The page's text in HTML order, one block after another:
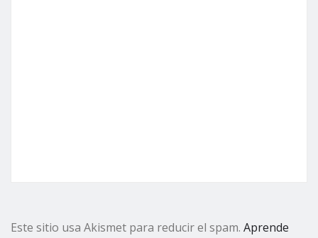
Este sitio usa Akismet para reducir el spam. Aprende